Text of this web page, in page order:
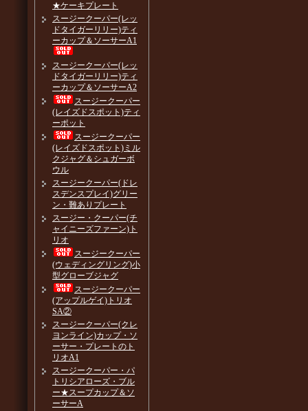
★ケーキプレート
スージークーパー(レッ
ドタイガーリリー)ティ
ーカップ＆ソーサーA1
スージークーパー(レッ
ドタイガーリリー)ティ
ーカップ＆ソーサーA2
スージークーパー
(レイズドスポット)ティ
ーポット
スージークーパー
(レイズドスポット)ミル
クジャグ＆シュガーボ
ウル
スージークーパー(ドレ
スデンスプレイ)グリー
ン・難ありプレート
スージー・クーパー(チ
ャイニーズファーン)ト
リオ
スージークーパー
(ウェディングリング)小
型グローブジャグ
スージークーパー
(アップルゲイ)トリオ
SA②
スージークーパー(クレ
ヨンライン)カップ・ソ
ーサー・プレートのト
リオA1
スージークーパー・パ
トリシアローズ・ブル
ー★スープカップ＆ソ
ーサーA